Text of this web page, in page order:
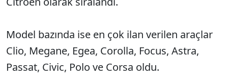
Model bazında ise en çok ilan verilen araçlar
Clio, Megane, Egea, Corolla, Focus, Astra,
Passat, Civic, Polo ve Corsa oldu.